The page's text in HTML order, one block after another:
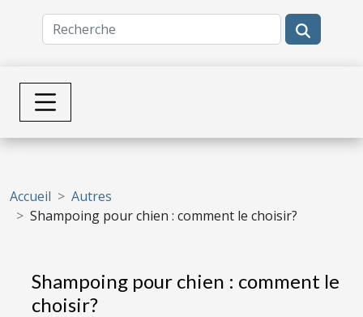
Accueil
Autres
Shampoing pour chien : comment le choisir?
Shampoing pour chien : comment le
choisir?